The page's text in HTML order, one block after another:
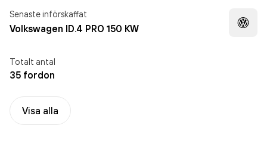
Senaste införskaffat
Volkswagen ID.4 PRO 150 KW
Totalt antal
35 fordon
Visa alla